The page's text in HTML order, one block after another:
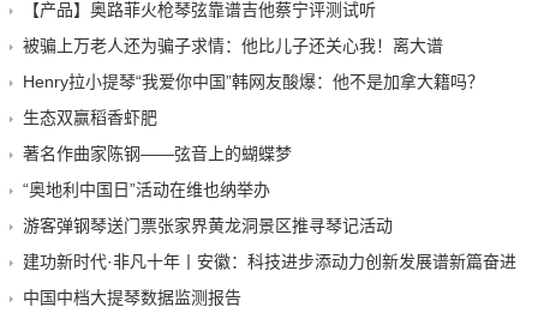
【产品】奥路菲火枪琴弦靠谱吉他蔡宁评测试听
被骗上万老人还为骗子求情：他比儿子还关心我！离大谱
Henry拉小提琴“我爱你中国”韩网友酸爆：他不是加拿大籍吗？
生态双赢稻香虾肥
著名作曲家陈钢——弦音上的蝴蝶梦
“奥地利中国日”活动在维也纳举办
游客弹钢琴送门票张家界黄龙洞景区推寻琴记活动
建功新时代·非凡十年丨安徽：科技进步添动力创新发展谱新篇奋进
中国中档大提琴数据监测报告